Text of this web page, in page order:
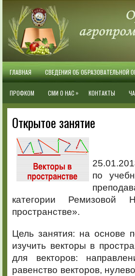
ГЛАВНАЯ СВЕДЕНИЯ ОБ ОБРАЗОВАТЕЛЬНОЙ
ПРОФКОМ СМИ О НАС » КОНТАКТЫ
Открытое занятие
по
категории
пространстве».
Цель занятия: на основе
изучить векторы в
для векторов:
равенство векторов,